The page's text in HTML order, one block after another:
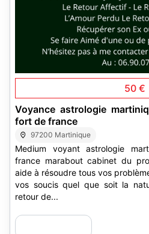
50 €
Voyance astrologie
fort de france
97200 Martinique
Medium voyant astrologie
france marabout cabinet du professeur karamady il vous
aide à résoudre tous vos
vos soucis quel que soit la
retour de...